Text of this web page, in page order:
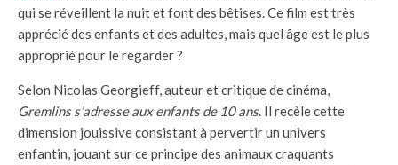
qui se réveillent la nuit et font des bêtises. Ce film est très
apprécié des enfants et des adultes, mais quel âge est le plus
approprié pour le regarder ?
Selon Nicolas Georgieff, auteur et critique de cinéma,
Gremlins s’adresse aux enfants de 10 ans. Il recèle cette
dimension jouissive consistant à pervertir un univers
enfantin, jouant sur ce principe des animaux craquants